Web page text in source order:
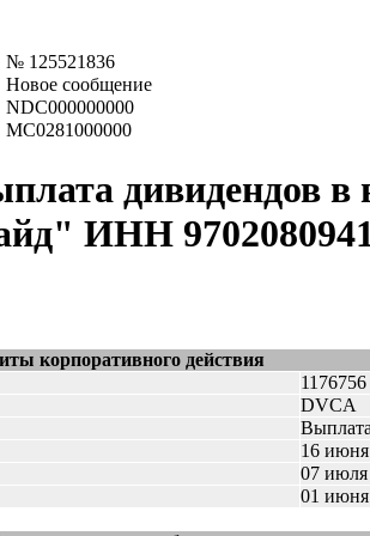
№ 125521836
Новое сообщение
NDC000000000
MC0281000000
дивидендов в
ИНН
корпоративного действия
1176756
DVCA
16 июня
07 июля
01 июня